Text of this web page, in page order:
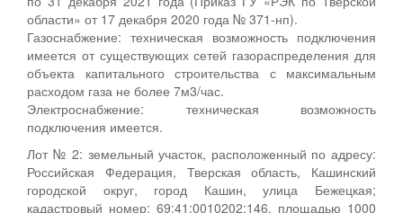
области» от 17 декабря 2020 года № 371-нп).
Газоснабжение: техническая возможность подключения
имеется от существующих сетей газораспределения для
объекта капитального строительства с максимальным
расходом газа не более 7м3/час.
Электроснабжение: техническая возможность
подключения имеется.
Лот № 2: земельный участок, расположенный по адресу:
Российская Федерация, Тверская область, Кашинский
городской округ, город Кашин, улица Бежецкая;
кадастровый номер: 69:41:0010202:146, площадью 1000